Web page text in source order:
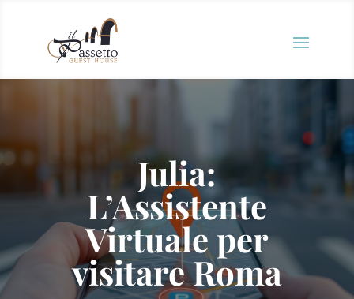
Julia:
L’Assistente
Virtuale per
visitare Roma